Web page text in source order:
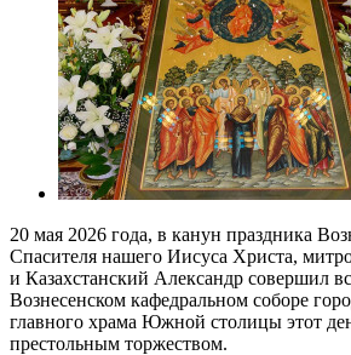
20 мая 2026 года, в канун праздника
Спасителя нашего Иисуса Христа,
и Казахстанский Александр совершил
Вознесенском кафедральном соборе
главного храма Южной столицы этот
престольным торжеством.